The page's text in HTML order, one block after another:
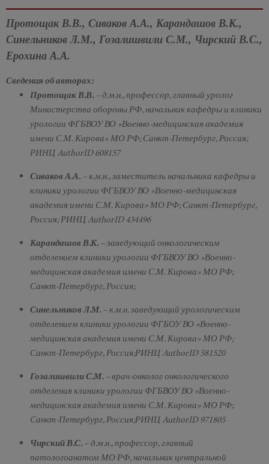
Протощак В.В., Сиваков А.А., Карандашов В.К.,
Синельников Л.М., Гозалишвили С.М., Чирский В.С.,
Ерохина А.А.
Сведения об авторах:
Протощак В.В. – д.м.н., профессор, главный уролог
Министерства обороны РФ, начальник кафедры и клиники
урологии ФГБВОУ ВО «Военно-медицинская академия
имени С.М. Кирова» МО РФ; Санкт-Петербург, Россия;
РИНЦ AuthorID 608157
Сиваков А.А. – к.м.н., заместитель начальника кафедры и
клиники урологии ФГБВОУ ВО «Военно-медицинская
академия имени С.М. Кирова» МО РФ; Санкт-Петербург,
Россия; РИНЦ AuthorID 434496
Карандашов В.К. – заведующий онкологическим
отделением клиники урологии ФГБВОУ ВО «Военно-
медицинская академия имени С.М. Кирова» МО РФ;
Санкт-Петербург, Россия;
Синельников Л.М. – к.м.н. заведующий урологическим
отделением клиники урологии ФГБОУ ВО «Военно-
медицинская академия имени С.М. Кирова» МО РФ;
Санкт-Петербург, Россия;РИНЦ AuthorID 581520
Гозалишвили С.М. – врач-онколог онкологического
отделения клиники урологии ФГБВОУ ВО «Военно-
медицинская академия имени С.М. Кирова» МО РФ;
Санкт-Петербург, Россия;РИНЦ AuthorID 971805
Чирский В.С. – д.м.н., профессор, главный
патологоанатом МО РФ, начальник центральной